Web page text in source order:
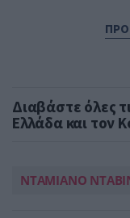
Διαβάστε όλες
Ελλάδα και τον
ΝΤΑΜΙΑΝΟ